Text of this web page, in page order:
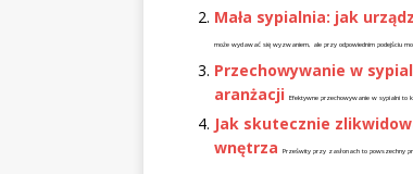
Mała sypialnia: jak
może wydawać się wyzwaniem, ale przy odpowiednim podejściu
Przechowywanie w
aranżacji
Efektywne przechowywanie w sypialni to
Jak skutecznie
wnętrza
Prześwity przy zasłonach to powszechny